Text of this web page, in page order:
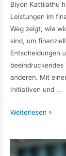
Biyon Kattilathu
Leistungen im
Weg zeigt, wie
sind, um
Entscheidungen
anderen. Mit
Initiativen und …
Biyon
Weiterlesen »